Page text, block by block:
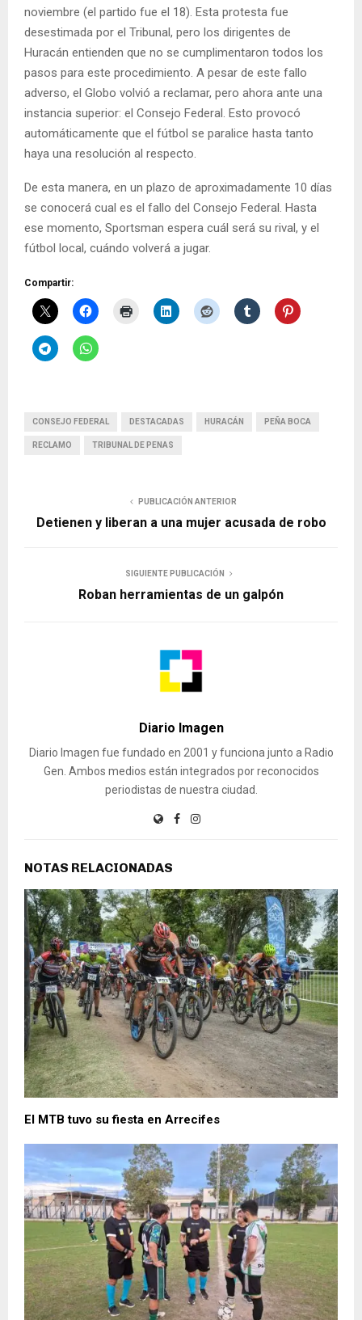
noviembre (el partido fue el 18). Esta protesta fue
desestimada por el Tribunal, pero los dirigentes de
Huracán entienden que no se cumplimentaron todos los
pasos para este procedimiento. A pesar de este fallo
adverso, el Globo volvió a reclamar, pero ahora ante una
instancia superior: el Consejo Federal. Esto provocó
automáticamente que el fútbol se paralice hasta tanto
haya una resolución al respecto.
De esta manera, en un plazo de aproximadamente 10 días
se conocerá cual es el fallo del Consejo Federal. Hasta
ese momento, Sportsman espera cuál será su rival, y el
fútbol local, cuándo volverá a jugar.
Compartir:
CONSEJO FEDERAL DESTACADAS HURACÁN PEÑA BOCA
RECLAMO TRIBUNAL DE PENAS
PUBLICACIÓN ANTERIOR
Detienen y liberan a una mujer acusada de robo
SIGUIENTE PUBLICACIÓN
Roban herramientas de un galpón
Diario Imagen
Diario Imagen fue fundado en 2001 y funciona junto a Radio
Gen. Ambos medios están integrados por reconocidos
periodistas de nuestra ciudad.
NOTAS RELACIONADAS
El MTB tuvo su fiesta en Arrecifes